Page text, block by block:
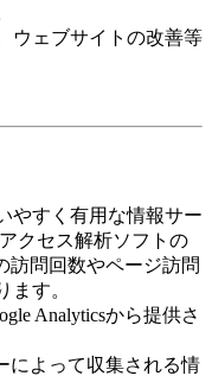
ウェブサイトの改善等
やすく有用な情報サー
クセス解析ソフトの
訪問回数やページ訪問
ます。
Analyticsから提供さ
によって収集される情